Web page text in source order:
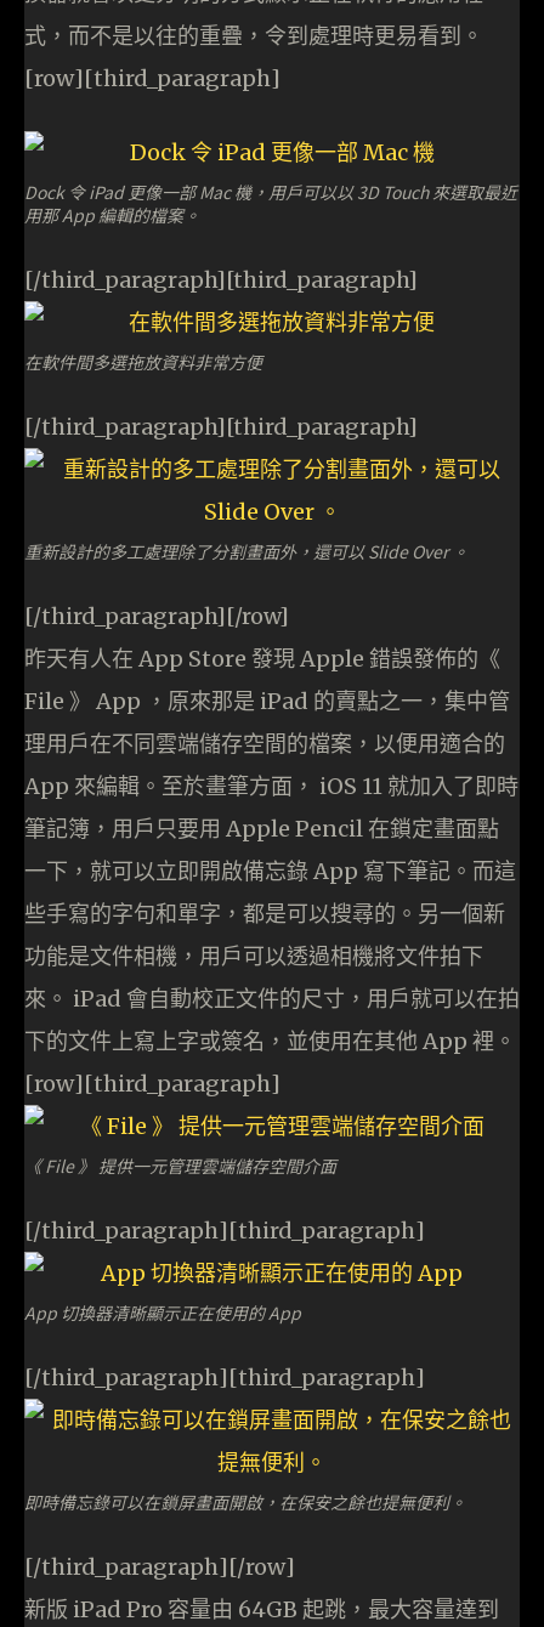
式，而不是以往的重疊，令到處理時更易看到。
[row][third_paragraph]
Dock 令 iPad 更像一部 Mac 機，用戶可以以 3D Touch 來選取最近
用那 App 編輯的檔案。
[/third_paragraph][third_paragraph]
在軟件間多選拖放資料非常方便
[/third_paragraph][third_paragraph]
重新設計的多工處理除了分割畫面外，還可以 Slide Over 。
[/third_paragraph][/row]
昨天有人在 App Store 發現 Apple 錯誤發佈的《
File 》 App ，原來那是 iPad 的賣點之一，集中管
理用戶在不同雲端儲存空間的檔案，以便用適合的
App 來編輯。至於畫筆方面， iOS 11 就加入了即時
筆記簿，用戶只要用 Apple Pencil 在鎖定畫面點
一下，就可以立即開啟備忘錄 App 寫下筆記。而這
些手寫的字句和單字，都是可以搜尋的。另一個新
功能是文件相機，用戶可以透過相機將文件拍下
來。 iPad 會自動校正文件的尺寸，用戶就可以在拍
下的文件上寫上字或簽名，並使用在其他 App 裡。
[row][third_paragraph]
《 File 》 提供一元管理雲端儲存空間介面
[/third_paragraph][third_paragraph]
App 切換器清晰顯示正在使用的 App
[/third_paragraph][third_paragraph]
即時備忘錄可以在鎖屏畫面開啟，在保安之餘也提無便利。
[/third_paragraph][/row]
新版 iPad Pro 容量由 64GB 起跳，最大容量達到